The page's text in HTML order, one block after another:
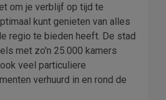
om je verblijf op tijd te
kunt genieten van alles
regio te bieden heeft. De stad
met zo'n 25.000 kamers
veel particuliere
verhuurd in en rond de